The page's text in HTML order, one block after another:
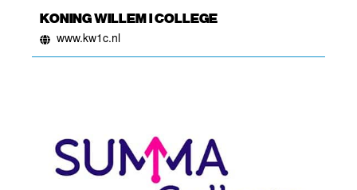
KONING WILLEM I COLLEGE
www.kw1c.nl